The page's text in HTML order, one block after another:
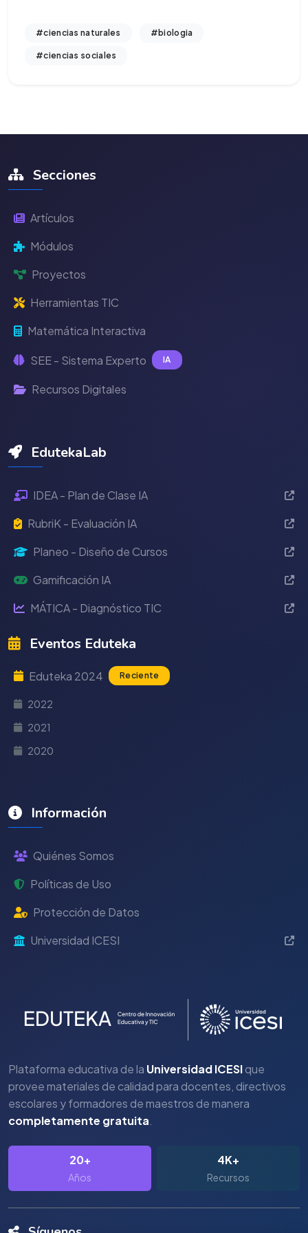
#ciencias naturales #biologia
#ciencias sociales
Secciones
Artículos
Módulos
Proyectos
Herramientas TIC
Matemática Interactiva
SEE - Sistema Experto IA
Recursos Digitales
EdutekaLab
IDEA - Plan de Clase IA
RubriK - Evaluación IA
Planeo - Diseño de Cursos
Gamificación IA
MÁTICA - Diagnóstico TIC
Eventos Eduteka
Eduteka 2024 Reciente
2022
2021
2020
Información
Quiénes Somos
Políticas de Uso
Protección de Datos
Universidad ICESI
Plataforma educativa de la Universidad ICESIque
provee materiales de calidad para docentes, directivos
escolares y formadores de maestros de manera
completamente gratuita.
20+
Años
4K+
Recursos